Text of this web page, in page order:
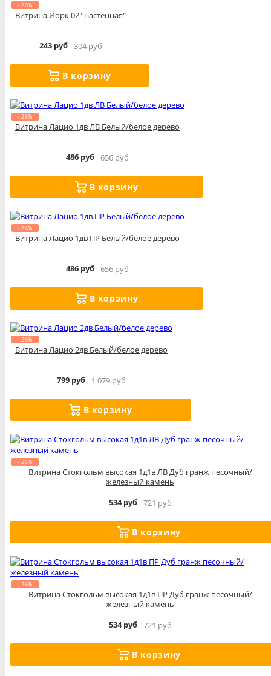
- 20%
Витрина Йорк 02" настенная"
243 руб 304 руб
В корзину
- 26%
Витрина Лацио 1дв ЛВ Белый/белое дерево
486 руб 656 руб
В корзину
- 26%
Витрина Лацио 1дв ПР Белый/белое дерево
486 руб 656 руб
В корзину
- 26%
Витрина Лацио 2дв Белый/белое дерево
799 руб 1 079 руб
В корзину
- 26%
Витрина Стокгольм высокая 1д1в ЛВ Дуб гранж песочный/
железный камень
534 руб 721 руб
В корзину
- 26%
Витрина Стокгольм высокая 1д1в ПР Дуб гранж песочный/
железный камень
534 руб 721 руб
В корзину